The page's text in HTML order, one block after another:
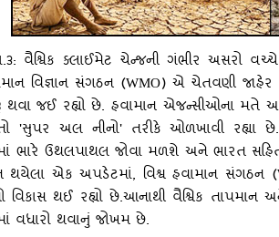
વૈશ્વિક ક્‍લાઈમેટ ચેન્‍જની ગંભીર અસરો
વિજ્ઞાન સંગઠન (WMO) એ ચેતવણી જાહેર
થવા જઈ રહ્યો છે. હવામાન એજન્‍સીઓના મતે
'સુપર અલ નીનો' તરીકે ઓળખાવી રહ્યા
ભારે ઉથલપાથલ જોવા મળશે અને ભારત
થયેલા એક અપડેટમાં, વિશ્વ હવામાન સંગઠન (
વિકાસ થઈ રહ્યો છે.આનાથી વૈશ્વિક
વધારો થવાનું જોખમ છે.